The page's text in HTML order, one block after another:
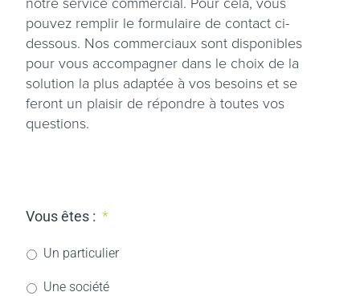
pouvez remplir le formulaire de contact ci-
dessous. Nos commerciaux sont disponibles
pour vous accompagner dans le choix de la
solution la plus adaptée à vos besoins et se
feront un plaisir de répondre à toutes vos
questions.
Vous êtes : *
Un particulier
Une société